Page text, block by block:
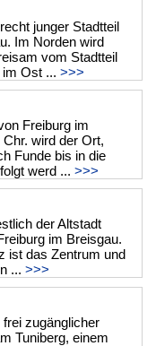
junger Stadtteil
Im Norden wird
vom Stadtteil
Ost ... >>>
Freiburg im
wird der Ort,
Funde bis in die
werd ... >>>
der Altstadt
im Breisgau.
ist das Zentrum und
... >>>
zugänglicher
Tuniberg, einem